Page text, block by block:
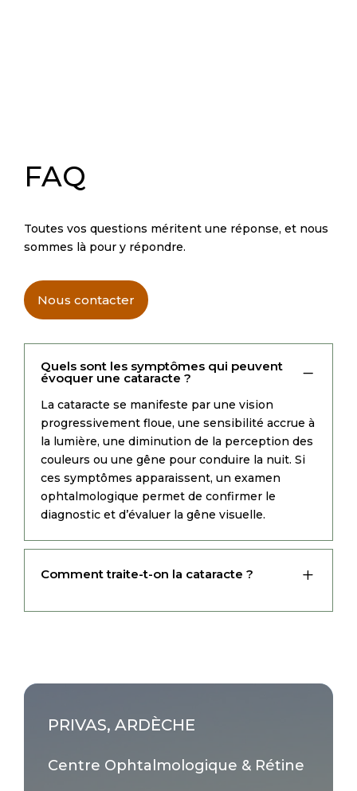
FAQ
Toutes vos questions méritent une réponse, et nous
sommes là pour y répondre.
Nous contacter
Quels sont les symptômes qui peuvent
évoquer une cataracte ? K
La cataracte se manifeste par une vision
progressivement floue, une sensibilité accrue à
la lumière, une diminution de la perception des
couleurs ou une gêne pour conduire la nuit. Si
ces symptômes apparaissent, un examen
ophtalmologique permet de confirmer le
diagnostic et d’évaluer la gêne visuelle.
Comment traite-t-on la cataracte ? L
PRIVAS, ARDÈCHE
Centre Ophtalmologique & Rétine